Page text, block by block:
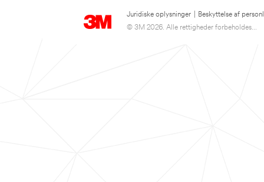
Juridiske oplysninger
Beskyttelse af
© 3M 2026. Alle rettigheder forbeholdes...